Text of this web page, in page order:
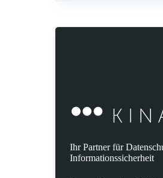
Ihr Partner für
Informationssicherheit